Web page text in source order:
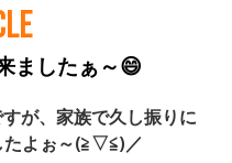
ましたぁ～😄